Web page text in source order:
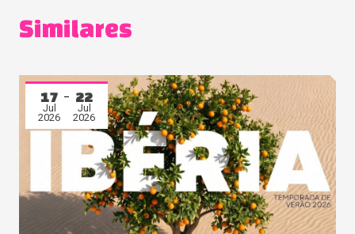
Similares
17
Jul
2026
22
Jul
2026